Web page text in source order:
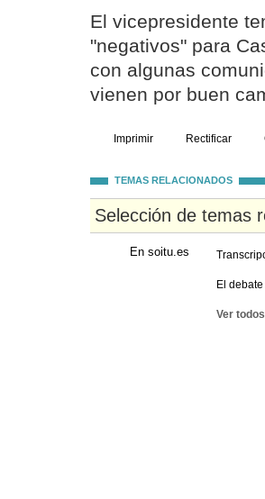
El vicepresidente
"negativos" para
con algunas
vienen por buen
Imprimir Rectificar
TEMAS RELACIONADOS
Selección de temas
En soitu.es
El
Ver todos